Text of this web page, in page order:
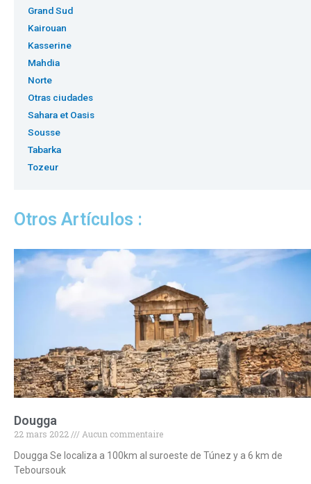
Grand Sud
Kairouan
Kasserine
Mahdia
Norte
Otras ciudades
Sahara et Oasis
Sousse
Tabarka
Tozeur
Otros Artículos :
Dougga
22 mars 2022
Aucun commentaire
Dougga Se localiza a 100km al suroeste de Túnez y a 6 km de
Teboursouk